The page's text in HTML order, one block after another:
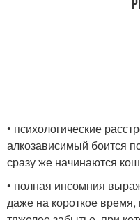
• психологические
алкозависимый боится
сразу же начинаются
• полная инсомния
даже на короткое время,